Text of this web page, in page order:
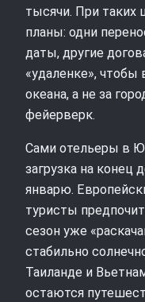
тысячи. При таких
планы: одни
даты, другие
«удаленке»,
океана, а не за
фейерверк.
Сами отельеры в
загрузка на конец
январю.
туристы
сезон уже
стабильно
Таиланде и
остаются